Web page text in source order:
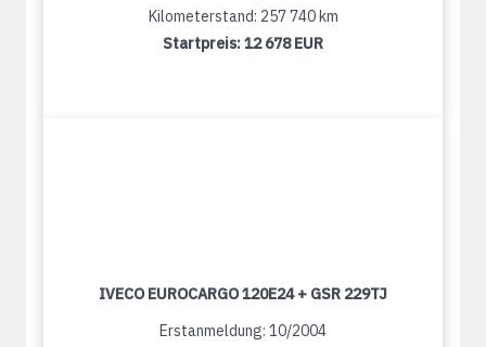
Kilometerstand: 257 740 km
Startpreis:12 678 EUR
IVECO EUROCARGO 120E24 + GSR 229TJ
Erstanmeldung: 10/2004